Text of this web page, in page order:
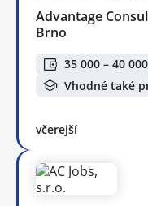
Advantage
Brno
35 000 – 40
Vhodné také
včerejší